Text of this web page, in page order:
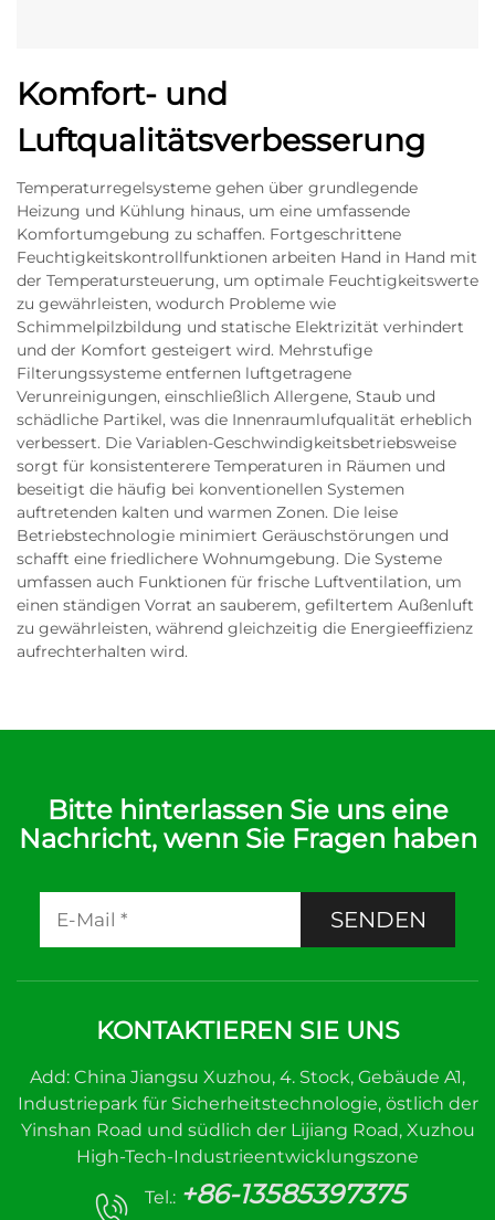
Komfort- und
Luftqualitätsverbesserung
Temperaturregelsysteme gehen über grundlegende
Heizung und Kühlung hinaus, um eine umfassende
Komfortumgebung zu schaffen. Fortgeschrittene
Feuchtigkeitskontrollfunktionen arbeiten Hand in Hand mit
der Temperatursteuerung, um optimale Feuchtigkeitswerte
zu gewährleisten, wodurch Probleme wie
Schimmelpilzbildung und statische Elektrizität verhindert
und der Komfort gesteigert wird. Mehrstufige
Filterungssysteme entfernen luftgetragene
Verunreinigungen, einschließlich Allergene, Staub und
schädliche Partikel, was die Innenraumlufqualität erheblich
verbessert. Die Variablen-Geschwindigkeitsbetriebsweise
sorgt für konsistenterere Temperaturen in Räumen und
beseitigt die häufig bei konventionellen Systemen
auftretenden kalten und warmen Zonen. Die leise
Betriebstechnologie minimiert Geräuschstörungen und
schafft eine friedlichere Wohnumgebung. Die Systeme
umfassen auch Funktionen für frische Luftventilation, um
einen ständigen Vorrat an sauberem, gefiltertem Außenluft
zu gewährleisten, während gleichzeitig die Energieeffizienz
aufrechterhalten wird.
Bitte hinterlassen Sie uns eine
Nachricht, wenn Sie Fragen haben
SENDEN
KONTAKTIEREN SIE UNS
Add: China Jiangsu Xuzhou, 4. Stock, Gebäude A1,
Industriepark für Sicherheitstechnologie, östlich der
Yinshan Road und südlich der Lijiang Road, Xuzhou
High-Tech-Industrieentwicklungszone
Tel.: +86-13585397375